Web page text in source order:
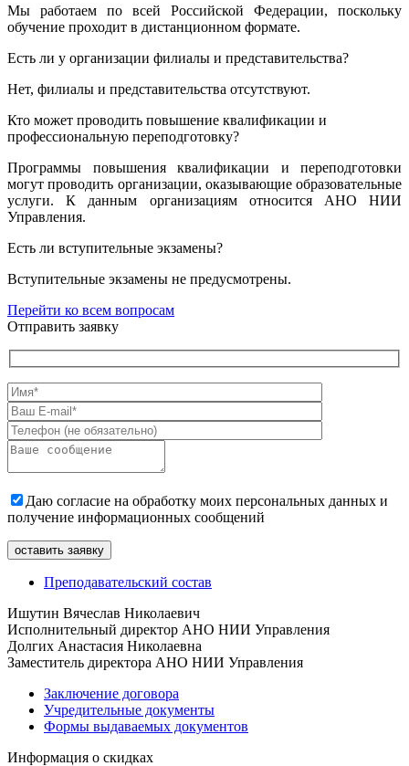
Мы работаем по всей Российской Федерации, поскольку
обучение проходит в дистанционном формате.
Есть ли у организации филиалы и представительства?
Нет, филиалы и представительства отсутствуют.
Кто может проводить повышение квалификации и
профессиональную переподготовку?
Программы повышения квалификации и переподготовки
могут проводить организации, оказывающие образовательные
услуги. К данным организациям относится АНО НИИ
Управления.
Есть ли вступительные экзамены?
Вступительные экзамены не предусмотрены.
Перейти ко всем вопросам
Отправить заявку
Даю согласие на обработку моих персональных данных и
получение информационных сообщений
Преподавательский состав
Ишутин Вячеслав Николаевич
Исполнительный директор АНО НИИ Управления
Долгих Анастасия Николаевна
Заместитель директора АНО НИИ Управления
Заключение договора
Учредительные документы
Формы выдаваемых документов
Информация о скидках